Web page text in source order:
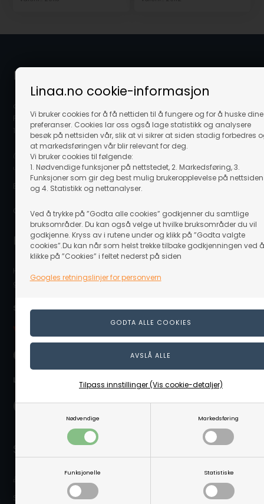
Linaa.no cookie-informasjon
Vi bruker cookies for å få nettiden til å fungere og for å huske dine
preferanser. Cookies lar oss også lage statistikk og analysere
besøk på nettsiden vår, slik at vi sikrer at siden stadig forbedres
at markedsføringen vår blir relevant for deg.
Vi bruker cookies til følgende:
1. Nødvendige funksjoner på nettstedet, 2. Markedsføring, 3.
Funksjoner som gir deg best mulig brukeropplevelse på nettsiden
og 4. Statistikk og nettanalyser.
Ved å trykke på ”Godta alle cookies” godkjenner du samtlige
bruksområder. Du kan også velge ut hvilke bruksområder du vil
godkjenne. Kryss av i rutene under og klikk på ”Godta valgte
cookies”.Du kan når som helst trekke tilbake godkjenningen ved å
klikke på ”Cookies” i feltet nederst på siden
Googles retningslinjer for personvern
Nødvendige Markedsføring
Funksjonelle Statistiske
Tilpass innstillinger (Vis cookie-detaljer)
Linå / Linaa.no
c/o Scanvisio AS
Postboks 80
1917 Ytre Enebakk
(Ovennevnte adresse er en postboksadresse. Det er ikke noe
utstillingslokale/butikk på adressen eller mulighet for å hente varer.)
E-post: info@linaa.no
Organisasjonsnummer: 929 480 848
Kontakt kundeservice
Hvis du trenger hjelpe eller har spørgsmål så hjelper vi deg
gjerne. Send e-post til info@linaa.no
Sikker betaling på nett:
Levering nær deg:
Snarveier
🎁 Gavekort
Sikkerhetsdatablader